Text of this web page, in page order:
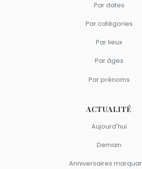
Par dates
Par catégories
Par lieux
Par âges
Par prénoms
ACTUALITÉ
Aujourd'hui
Demain
Anniversaires